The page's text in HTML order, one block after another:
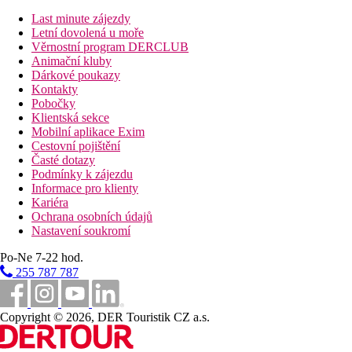
Pokud máte chuť objevovat poklady Říma, hotelový personál
vám rád pomůže se vším, od pronájmu auta až po plánování
výletů, a doporučí vám ta nejlepší místa ve městě a jeho okolí
Stravování
Snídaně formou bufetu
Vzdálenosti
17 km
Vzdálenost od nejbližšího letiště
Fotogalerie
Last minute zájezdy
Letní dovolená u moře
Věrnostní program DERCLUB
Animační kluby
Dárkové poukazy
Kontakty
Pobočky
Klientská sekce
Mobilní aplikace Exim
Cestovní pojištění
Časté dotazy
Podmínky k zájezdu
Informace pro klienty
Kariéra
Ochrana osobních údajů
Nastavení soukromí
Po-Ne 7-22 hod.
255 787 787
Copyright © 2026, DER Touristik CZ a.s.